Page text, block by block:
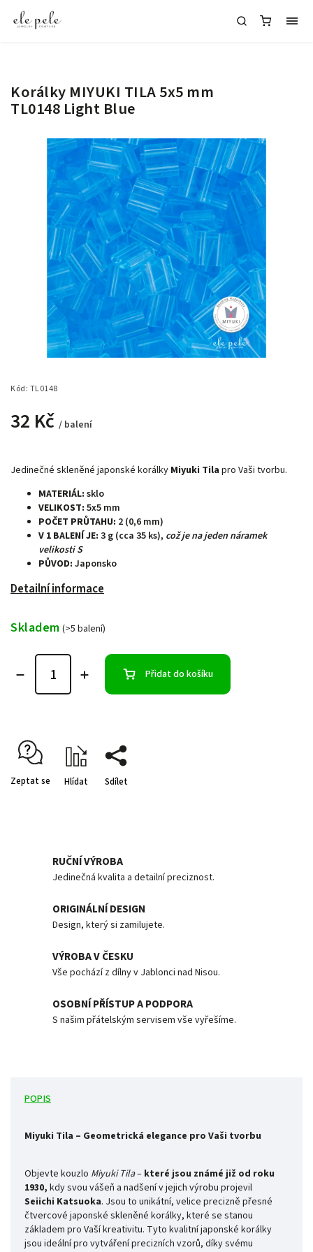
Korálky MIYUKI TILA 5x5 mm
TL0148 Light Blue
Kód: TL0148
32 Kč / balení
Jedinečné skleněné japonské korálky Miyuki Tila pro Vaši tvorbu.
MATERIÁL: sklo
VELIKOST: 5x5 mm
POČET PRŮTAHU: 2 (0,6 mm)
V 1 BALENÍ JE: 3 g (cca 35 ks), což je na jeden náramek
velikosti S
PŮVOD: Japonsko
Detailní informace
Skladem (>5 balení)
Přidat do košíku
Zeptat se Hlídat Sdílet
RUČNÍ VÝROBA
Jedinečná kvalita a detailní preciznost.
ORIGINÁLNÍ DESIGN
Design, který si zamilujete.
VÝROBA V ČESKU
Vše pochází z dílny v Jablonci nad Nisou.
OSOBNÍ PŘÍSTUP A PODPORA
S našim přátelským servisem vše vyřešíme.
POPIS
Miyuki Tila – Geometrická elegance pro Vaši tvorbu
Objevte kouzlo Miyuki Tila– které jsou známé již od roku
1930, kdy svou vášeň a nadšení v jejich výrobu projevil
Seiichi Katsuoka. Jsou to unikátní, velice precizně přesné
čtvercové japonské skleněné korálky, které se stanou
základem pro Vaší kreativitu. Tyto kvalitní japonské korálky
jsou ideální pro vytváření precizních vzorů, díky svému